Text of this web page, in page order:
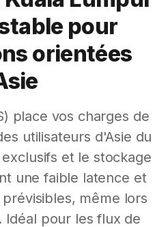
pour
orientées
place vos charges de
utilisateurs d'Asie du
et le stockage
une faible latence et
même lors
Idéal pour les flux de